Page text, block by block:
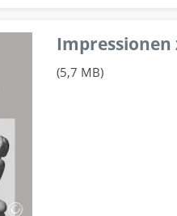
(5,7 MB)